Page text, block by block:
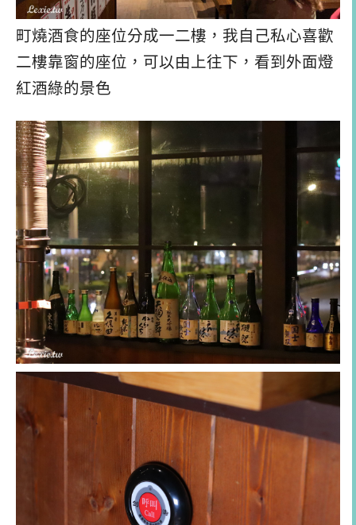
町燒酒食的座位分成一二樓，我自己私心喜歡
二樓靠窗的座位，可以由上往下，看到外面燈
紅酒綠的景色